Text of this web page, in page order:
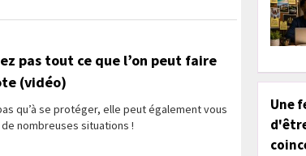
pas tout ce que l’on peut faire
(vidéo)
qu’à se protéger, elle peut également vous
nombreuses situations !
Une